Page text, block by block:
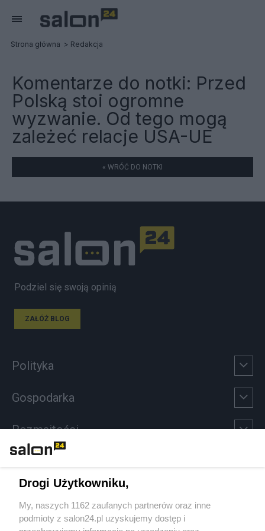
Strona główna Redakcja
Komentarze do notki: Przed
Polską stoi ogromne
wyzwanie. Od tego mogą
zależeć relacje USA-UE
« WRÓĆ DO NOTKI
Podziel się swoją opinią
ZAŁÓŻ BLOG
Polityka
Gospodarka
Rozmaitości
Sport
Społeczeństwo
Drogi Użytkowniku,
My, naszych 1162 zaufanych partnerów oraz inne
podmioty z salon24.pl uzyskujemy dostęp i